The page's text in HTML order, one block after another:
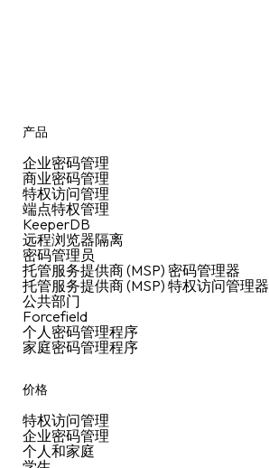
产品
企业密码管理
商业密码管理
特权访问管理
端点特权管理
KeeperDB
远程浏览器隔离
密码管理员
托管服务提供商 (MSP) 密码管理器
托管服务提供商 (MSP) 特权访问管理器
公共部门
Forcefield
个人密码管理程序
家庭密码管理程序
价格
特权访问管理
企业密码管理
个人和家庭